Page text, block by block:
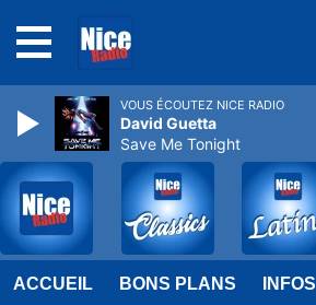
ACCUEIL BONS PLANS INFOS
VOUS ÉCOUTEZ NICE RADIO
David Guetta
Save Me Tonight